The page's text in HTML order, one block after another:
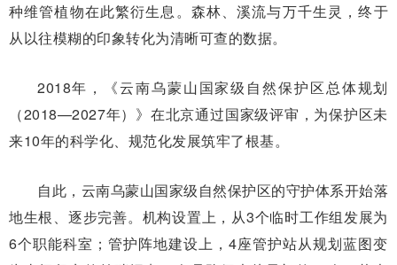
种维管植物在此繁衍生息。森林、溪流与万千生灵，终于
从以往模糊的印象转化为清晰可查的数据。
2018年，《云南乌蒙山国家级自然保护区总体规划
（2018—2027年）》在北京通过国家级评审，为保护区未
来10年的科学化、规范化发展筑牢了根基。
自此，云南乌蒙山国家级自然保护区的守护体系开始落
地生根、逐步完善。机构设置上，从3个临时工作组发展为
6个职能科室；管护阵地建设上，4座管护站从规划蓝图变